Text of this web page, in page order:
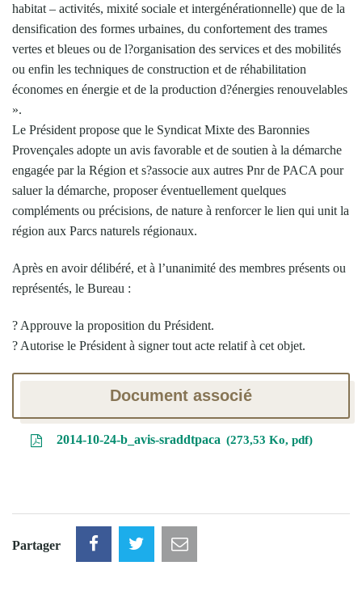
habitat – activités, mixité sociale et intergénérationnelle) que de la
densification des formes urbaines, du confortement des trames
vertes et bleues ou de l?organisation des services et des mobilités
ou enfin les techniques de construction et de réhabilitation
économes en énergie et de la production d?énergies renouvelables
».
Le Président propose que le Syndicat Mixte des Baronnies
Provençales adopte un avis favorable et de soutien à la démarche
engagée par la Région et s?associe aux autres Pnr de PACA pour
saluer la démarche, proposer éventuellement quelques
compléments ou précisions, de nature à renforcer le lien qui unit la
région aux Parcs naturels régionaux.
Après en avoir délibéré, et à l’unanimité des membres présents ou
représentés, le Bureau :
? Approuve la proposition du Président.
? Autorise le Président à signer tout acte relatif à cet objet.
Document associé
2014-10-24-b_avis-sraddtpaca 273,53 Ko, pdf
Partager